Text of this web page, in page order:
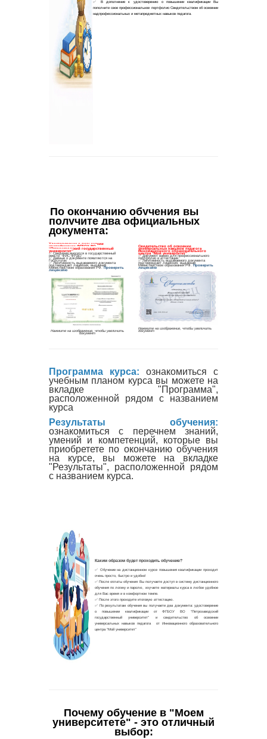
По окончанию обучения вы
получите два официальных
документа:
Программа курса: ознакомиться с
учебным планом курса вы можете на
вкладке "Программа",
расположенной рядом с названием
курса
Результаты обучения:
ознакомиться с перечнем знаний,
умений и компетенций, которые вы
приобретете по окончанию обучения
на курсе, вы можете на вкладке
"Результаты", расположенной рядом
с названием курса.
Почему обучение в "Моем
университете" - это отличный
выбор: